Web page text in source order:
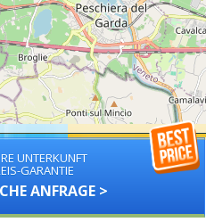
UNTERKUNFT
GARANTIE
ANFRAGE >